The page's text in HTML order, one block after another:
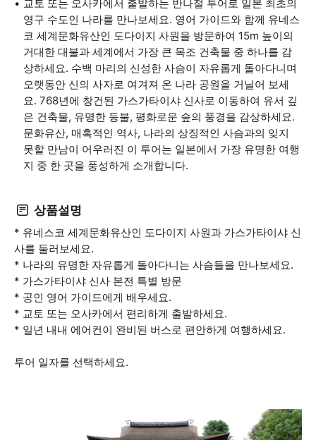
교토 또는 오사카에서 출발하는 반나절 투어로 일본 최초의
영구 수도인 나라를 만나보세요. 영어 가이드와 함께 유네스
코 세계문화유산인 도다이지 사원을 방문하여 15m 높이의
거대한 대불과 세계에서 가장 큰 목조 건축물 중 하나를 감
상하세요. 수백 마리의 신성한 사슴이 자유롭게 돌아다니며
오랫동안 신의 사자로 여겨져 온 나라 공원을 거닐어 보세
요. 768년에 창건된 가스가타이샤 신사로 이동하여 유서 깊
은 건축물, 유명한 등불, 평화로운 숲의 풍경을 감상하세요.
문화유산, 매혹적인 역사, 나라의 상징적인 사슴과의 잊지
못할 만남이 어우러진 이 투어는 일본에서 가장 유명한 여행
지 중 한 곳을 풍성하게 소개합니다.
상품설명
* 유네스코 세계문화유산인 도다이지 사원과 가스가타이샤 신
사를 둘러보세요.
* 나라의 유명한 자유롭게 돌아다니는 사슴들을 만나보세요.
* 가스가타이샤 신사 본전 특별 방문
* 공인 영어 가이드에게 배우세요.
* 교토 또는 오사카에서 편리하게 출발하세요.
* 일년 내내 에어컨이 완비된 버스로 편안하게 여행하세요.
투어 일자를 선택하세요.